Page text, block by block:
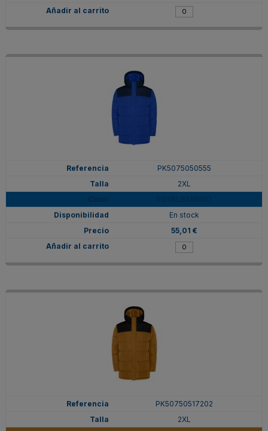
PK5075050555
2XL
En stock
55,01 €
PK50750517202
2XL